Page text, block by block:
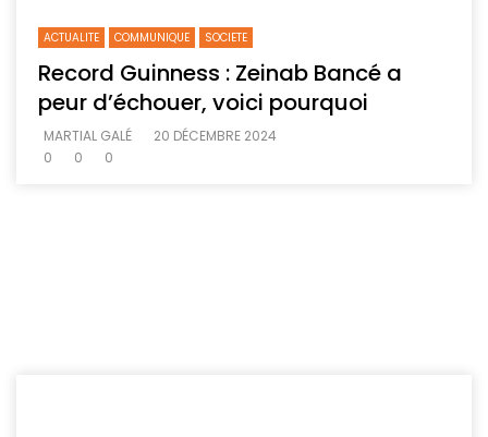
ACTUALITE COMMUNIQUE SOCIETE
Record Guinness : Zeinab Bancé a
peur d’échouer, voici pourquoi
MARTIAL GALÉ
20 DÉCEMBRE 2024
0
0 0